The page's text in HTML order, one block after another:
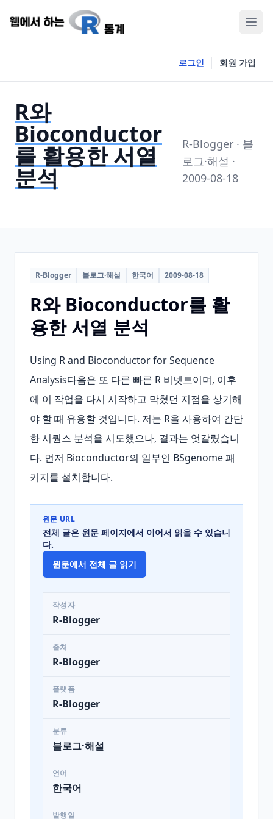
로그인 회원 가입
R와
Bioconductor
를 활용한 서열
분석
R-Blogger · 블
로그·해설 ·
2009-08-18
R-Blogger 블로그·해설 한국어 2009-08-18
R와 Bioconductor를 활
용한 서열 분석
Using R and Bioconductor for Sequence
Analysis다음은 또 다른 빠른 R 비넷트이며, 이후
에 이 작업을 다시 시작하고 막혔던 지점을 상기해
야 할 때 유용할 것입니다. 저는 R을 사용하여 간단
한 시퀀스 분석을 시도했으나, 결과는 엇갈렸습니
다. 먼저 Bioconductor의 일부인 BSgenome 패
키지를 설치합니다.
원문 URL
전체 글은 원문 페이지에서 이어서 읽을 수 있습니
다.
원문에서 전체 글 읽기
작성자
R-Blogger
출처
R-Blogger
플랫폼
R-Blogger
분류
블로그·해설
언어
한국어
발행일